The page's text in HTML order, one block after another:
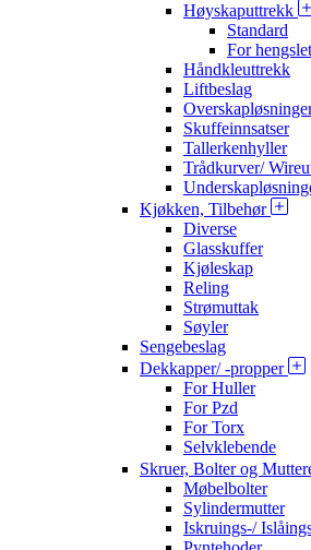
Høyskaputtrekk
Standard
For
Håndkleuttrekk
Liftbeslag
Skuffeinnsatser
Tallerkenhyller
Trådkurver/
Kjøkken, Tilbehør
Diverse
Glasskuffer
Kjøleskap
Reling
Strømuttak
Søyler
Sengebeslag
Dekkapper/ -propper
For Huller
For Pzd
For Torx
Selvklebende
Skruer, Bolter og
Møbelbolter
Sylindermutter
Iskruings-/